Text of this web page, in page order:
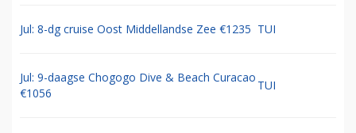
Jul: 8-dg cruise Oost Middellandse Zee €1235 TUI
Jul: 9-daagse Chogogo Dive & Beach Curacao
€1056
TUI